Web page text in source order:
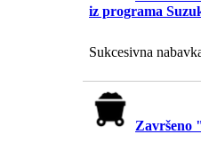
iz programa
Sukcesivna
Završeno